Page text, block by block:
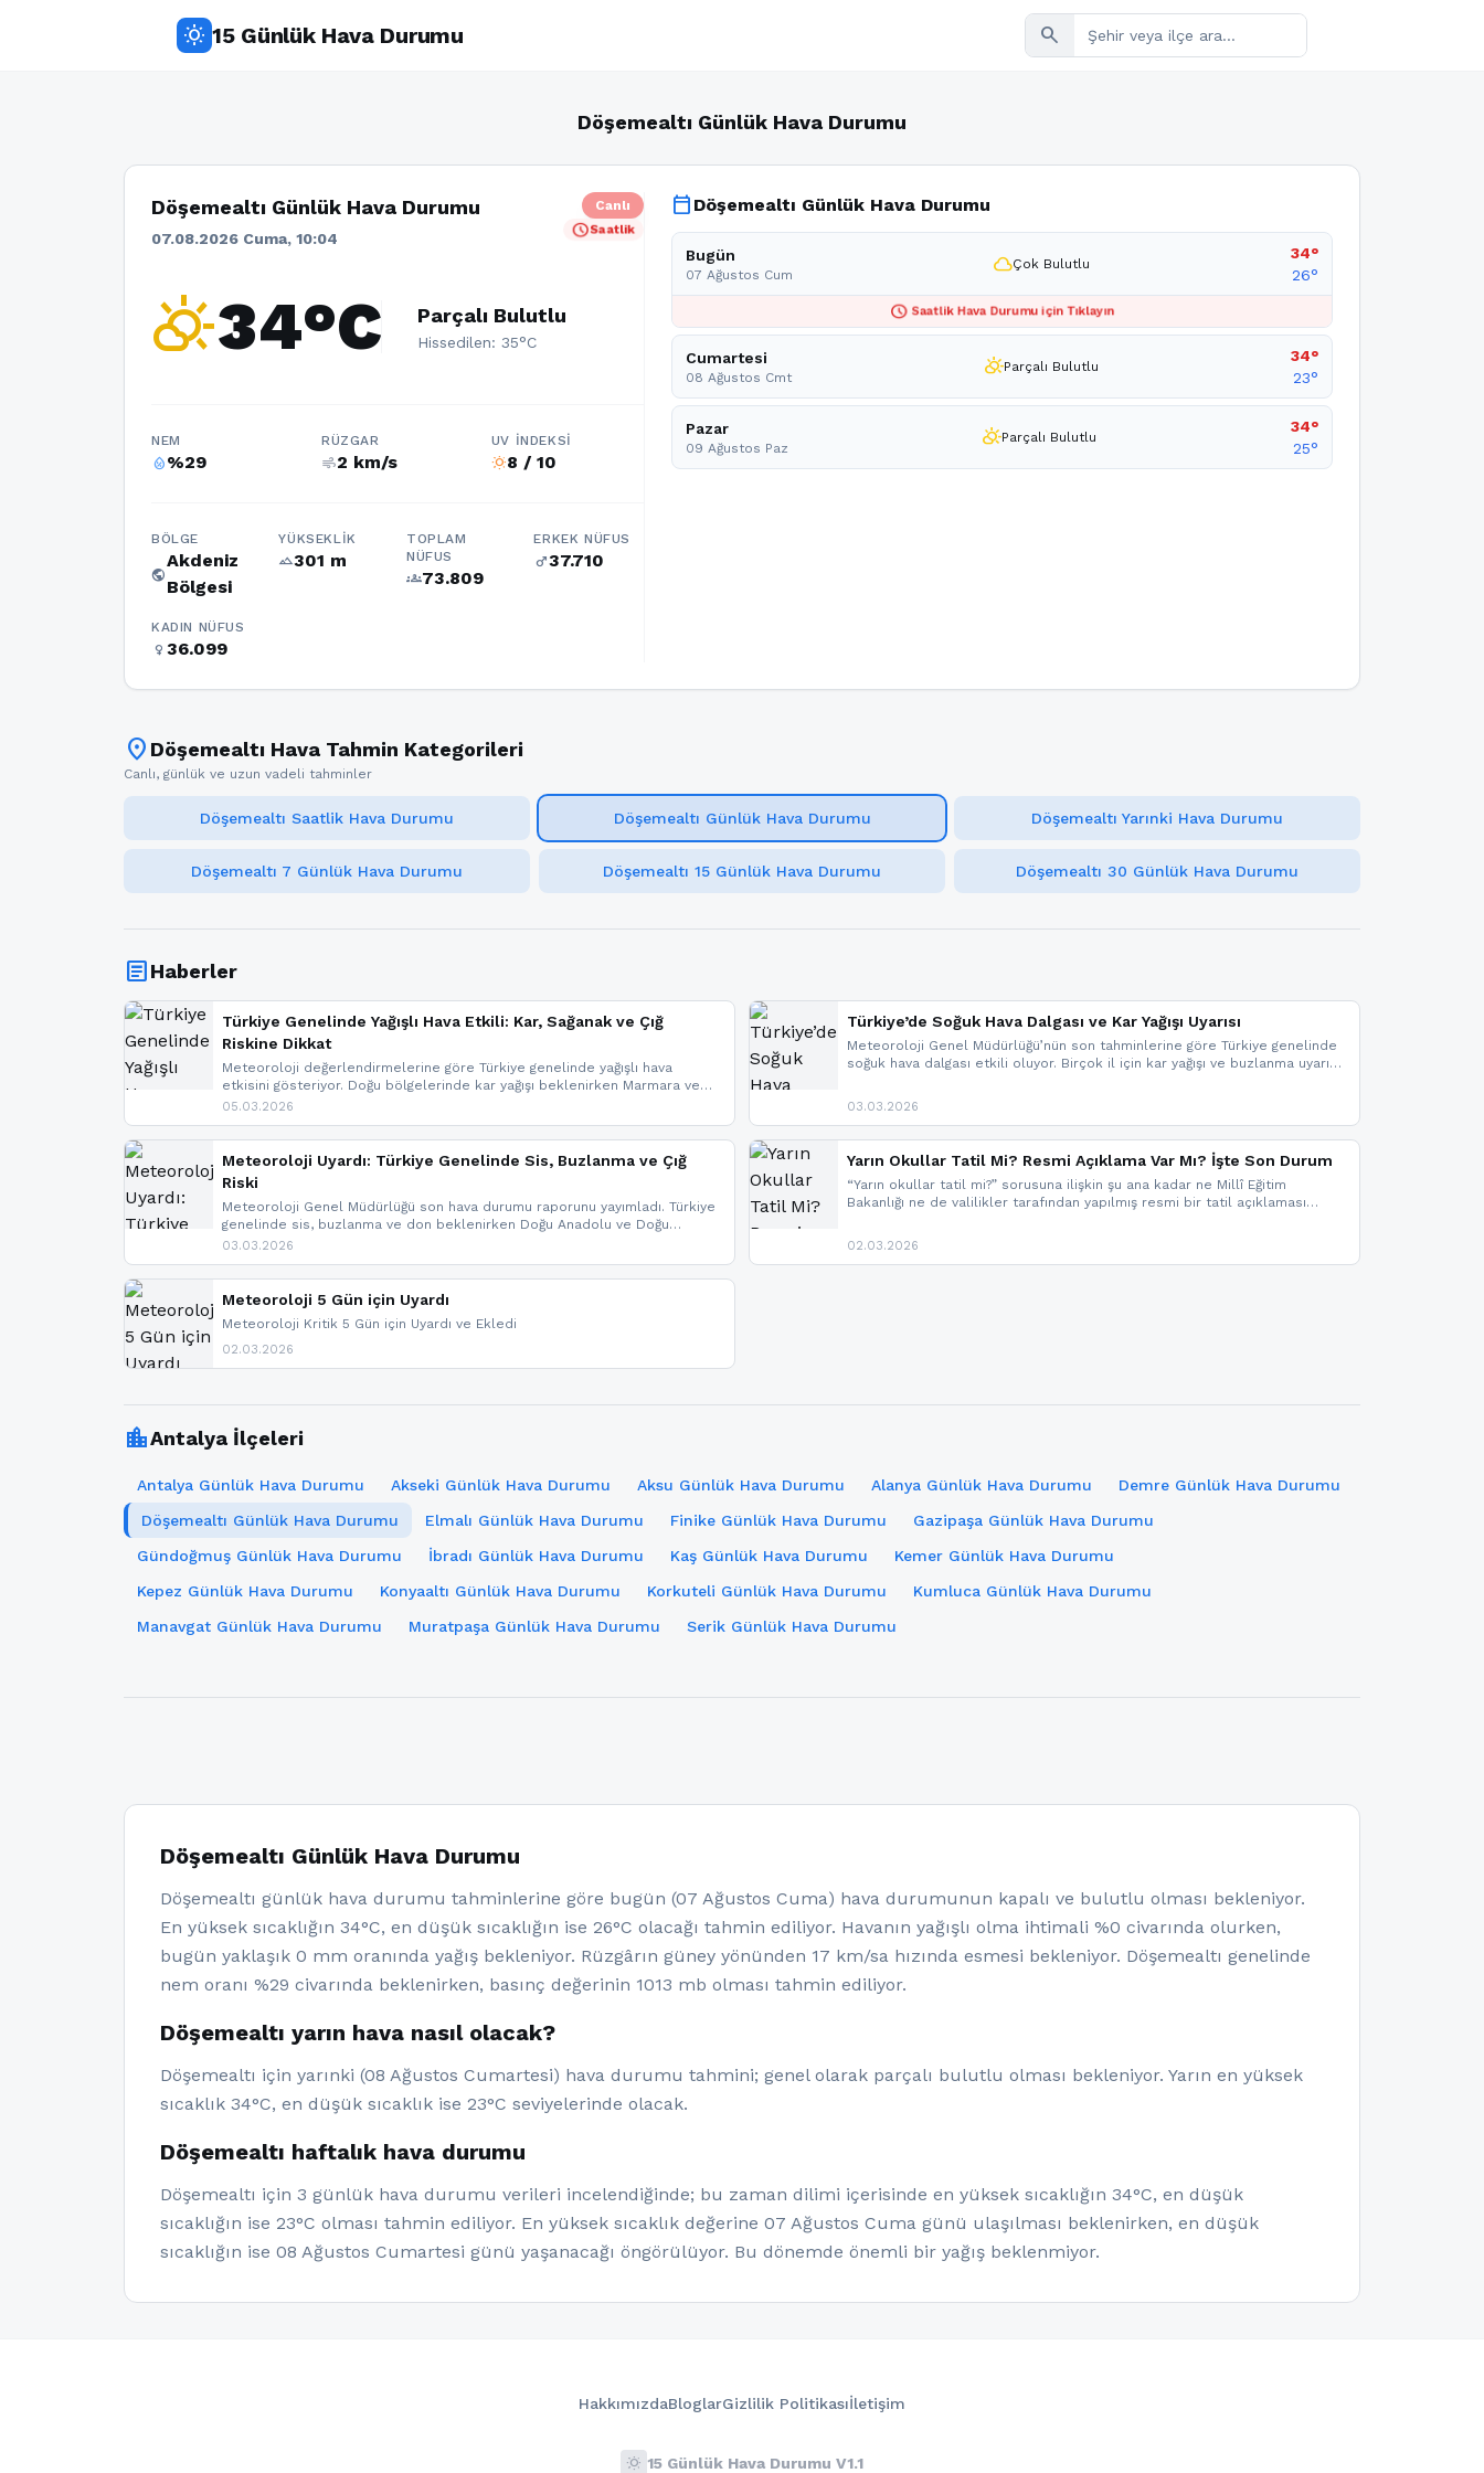
wb_sunny 15 Günlük Hava Durumu search
Döşemealtı Günlük Hava Durumu
Döşemealtı Günlük Hava Durumu
07.08.2026 Cuma, 10:04
Canlı
scheduleSaatlik
partly_cloudy_day34°C Parçalı Bulutlu
Hissedilen: 35°C
NEM
humidity_percentage%29
RÜZGAR
air2 km/s
UV İNDEKSI
wb_sunny8 / 10
BÖLGE
public
Akdeniz
Bölgesi
YÜKSEKLIK
terrain301 m
TOPLAM
NÜFUS
groups73.809
ERKEK NÜFUS
male37.710
KADIN NÜFUS
female 36.099
calendar_today Döşemealtı Günlük Hava Durumu
Bugün
07 Ağustos Cum cloudÇok Bulutlu
34°
26°
schedule Saatlik Hava Durumu için Tıklayın
Cumartesi
08 Ağustos Cmt partly_cloudy_dayParçalı Bulutlu
34°
23°
Pazar
09 Ağustos Paz partly_cloudy_dayParçalı Bulutlu
34°
25°
location_on Döşemealtı Hava Tahmin Kategorileri
Canlı, günlük ve uzun vadeli tahminler
Döşemealtı Saatlik Hava Durumu Döşemealtı Günlük Hava Durumu Döşemealtı Yarınki Hava Durumu
Döşemealtı 7 Günlük Hava Durumu Döşemealtı 15 Günlük Hava Durumu Döşemealtı 30 Günlük Hava Durumu
articleHaberler
Türkiye Genelinde Yağışlı Hava Etkili: Kar, Sağanak ve Çığ
Riskine Dikkat
Meteoroloji değerlendirmelerine göre Türkiye genelinde yağışlı hava
etkisini gösteriyor. Doğu bölgelerinde kar yağışı beklenirken Marmara ve
Kuzey Ege’de sağanak yağmur, yüksek kesimlerde ise çığ tehlikesi
yaşanabileceği belirtiliyor.
05.03.2026
Türkiye’de Soğuk Hava Dalgası ve Kar Yağışı Uyarısı
Meteoroloji Genel Müdürlüğü’nün son tahminlerine göre Türkiye genelinde
soğuk hava dalgası etkili oluyor. Birçok il için kar yağışı ve buzlanma uyarısı
03.03.2026
Meteoroloji Uyardı: Türkiye Genelinde Sis, Buzlanma ve Çığ
Riski
Meteoroloji Genel Müdürlüğü son hava durumu raporunu yayımladı. Türkiye
genelinde sis, buzlanma ve don beklenirken Doğu Anadolu ve Doğu
Karadeniz’in yüksek kesimlerinde çığ riski uyarısı yapıldı. İşte son dakika
03.03.2026
Yarın Okullar Tatil Mi? Resmi Açıklama Var Mı? İşte Son Durum
“Yarın okullar tatil mi?” sorusuna ilişkin şu ana kadar ne Millî Eğitim
Bakanlığı ne de valilikler tarafından yapılmış resmi bir tatil açıklaması
paylaşacağız. En hızlı şekilde haberdar olmak için sitemizi takip edebilir ve
02.03.2026
Meteoroloji 5 Gün için Uyardı
Meteoroloji Kritik 5 Gün için Uyardı ve Ekledi
02.03.2026
location_cityAntalya İlçeleri
Antalya Günlük Hava Durumu Akseki Günlük Hava Durumu Aksu Günlük Hava Durumu Alanya Günlük Hava Durumu
Demre Günlük Hava Durumu
Döşemealtı Günlük Hava Durumu
Elmalı Günlük Hava Durumu Finike Günlük Hava Durumu
Gazipaşa Günlük Hava Durumu
Gündoğmuş Günlük Hava Durumu
İbradı Günlük Hava Durumu Kaş Günlük Hava Durumu
Kemer Günlük Hava Durumu
Kepez Günlük Hava Durumu
Konyaaltı Günlük Hava Durumu Korkuteli Günlük Hava Durumu
Kumluca Günlük Hava Durumu
Manavgat Günlük Hava Durumu
Muratpaşa Günlük Hava Durumu Serik Günlük Hava Durumu
Döşemealtı Günlük Hava Durumu
Döşemealtı günlük hava durumu tahminlerine göre bugün (07 Ağustos Cuma) hava durumunun kapalı ve bulutlu olması bekleniyor.
En yüksek sıcaklığın 34°C, en düşük sıcaklığın ise 26°C olacağı tahmin ediliyor. Havanın yağışlı olma ihtimali %0 civarında olurken,
bugün yaklaşık 0 mm oranında yağış bekleniyor. Rüzgârın güney yönünden 17 km/sa hızında esmesi bekleniyor. Döşemealtı genelinde
nem oranı %29 civarında beklenirken, basınç değerinin 1013 mb olması tahmin ediliyor.
Döşemealtı yarın hava nasıl olacak?
Döşemealtı için yarınki (08 Ağustos Cumartesi) hava durumu tahmini; genel olarak parçalı bulutlu olması bekleniyor. Yarın en yüksek
sıcaklık 34°C, en düşük sıcaklık ise 23°C seviyelerinde olacak.
Döşemealtı haftalık hava durumu
Döşemealtı için 3 günlük hava durumu verileri incelendiğinde; bu zaman dilimi içerisinde en yüksek sıcaklığın 34°C, en düşük
sıcaklığın ise 23°C olması tahmin ediliyor. En yüksek sıcaklık değerine 07 Ağustos Cuma günü ulaşılması beklenirken, en düşük
sıcaklığın ise 08 Ağustos Cumartesi günü yaşanacağı öngörülüyor. Bu dönemde önemli bir yağış beklenmiyor.
HakkımızdaBloglarGizlilik Politikasıİletişim
wb_sunny 15 Günlük Hava Durumu V1.1